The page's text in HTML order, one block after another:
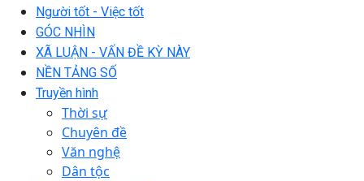
Người tốt - Việc tốt
GÓC NHÌN
XÃ LUẬN - VẤN ĐỀ KỲ NÀY
NỀN TẢNG SỐ
Truyền hình
Thời sự
Chuyên đề
Văn nghệ
Dân tộc